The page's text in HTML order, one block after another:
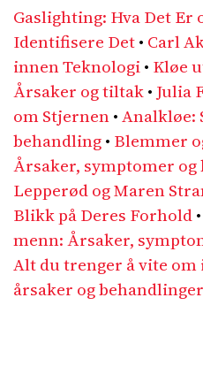
Gaslighting: Hva Det Er
Identifisere Det• Carl
innen Teknologi• Kløe
Årsaker og tiltak• Julia
om Stjernen•Analkløe:
behandling• Blemmer
Årsaker, symptomer og
Lepperød og Maren
Blikk på Deres Forhold•
menn: Årsaker,
Alt du trenger å vite om
årsaker og behandlinger